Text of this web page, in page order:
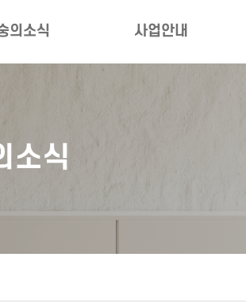
의소식 사업안내
지사항
의갤러리
부서별사업
소식